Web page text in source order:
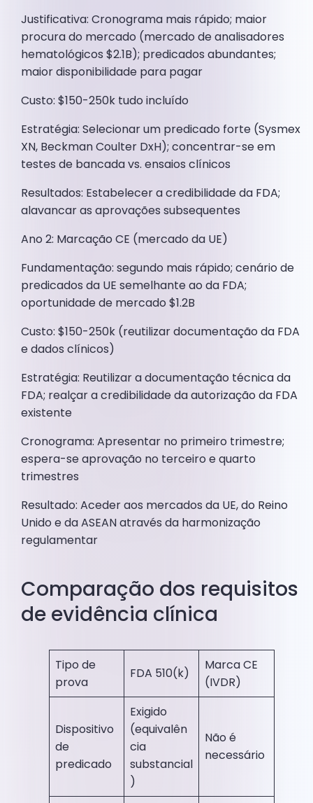
Justificativa: Cronograma mais rápido; maior
procura do mercado (mercado de analisadores
hematológicos $2.1B); predicados abundantes;
maior disponibilidade para pagar
Custo: $150-250k tudo incluído
Estratégia: Selecionar um predicado forte (Sysmex
XN, Beckman Coulter DxH); concentrar-se em
testes de bancada vs. ensaios clínicos
Resultados: Estabelecer a credibilidade da FDA;
alavancar as aprovações subsequentes
Ano 2: Marcação CE (mercado da UE)
Fundamentação: segundo mais rápido; cenário de
predicados da UE semelhante ao da FDA;
oportunidade de mercado $1.2B
Custo: $150-250k (reutilizar documentação da FDA
e dados clínicos)
Estratégia: Reutilizar a documentação técnica da
FDA; realçar a credibilidade da autorização da FDA
existente
Cronograma: Apresentar no primeiro trimestre;
espera-se aprovação no terceiro e quarto
trimestres
Resultado: Aceder aos mercados da UE, do Reino
Unido e da ASEAN através da harmonização
regulamentar
Comparação dos requisitos
de evidência clínica
Tipo de
prova
FDA 510(k)
Marca CE
(IVDR)
Dispositivo
de
predicado
Exigido
(equivalên
cia
substancial
)
Não é
necessário